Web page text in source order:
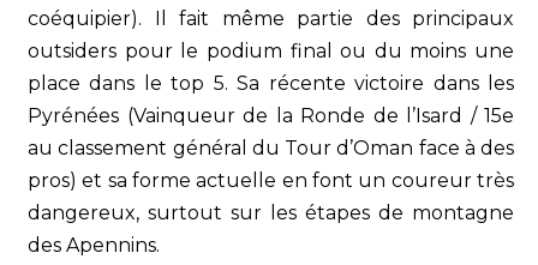
coéquipier). Il fait même partie des principaux
outsiders pour le podium final ou du moins une
place dans le top 5. Sa récente victoire dans les
Pyrénées (Vainqueur de la Ronde de l’Isard / 15e
au classement général du Tour d’Oman face à des
pros) et sa forme actuelle en font un coureur très
dangereux, surtout sur les étapes de montagne
des Apennins.